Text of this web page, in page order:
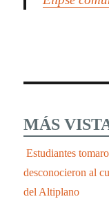
MÁS
Estudiantes
desconocieron al
del Altiplano